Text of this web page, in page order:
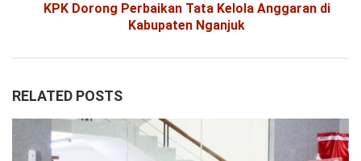
KPK Dorong Perbaikan Tata Kelola Anggaran di
Kabupaten Nganjuk
RELATED POSTS